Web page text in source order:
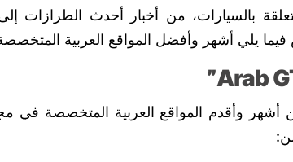
بالسيارات، من أخبار أحدث الطرازات
يلي أشهر وأفضل المواقع العربية
وأقدم المواقع العربية المتخصصة في